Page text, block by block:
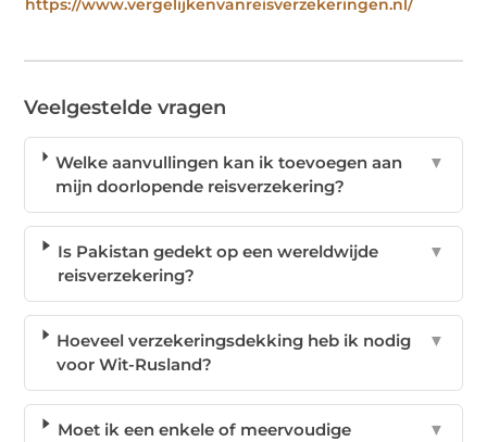
https://www.vergelijkenvanreisverzekeringen.nl/
Veelgestelde vragen
Welke aanvullingen kan ik toevoegen aan
mijn doorlopende reisverzekering?
▼
Is Pakistan gedekt op een wereldwijde
reisverzekering?
▼
Hoeveel verzekeringsdekking heb ik nodig
voor Wit-Rusland?
▼
Moet ik een enkele of meervoudige
▼